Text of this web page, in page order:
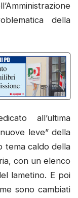
della
all’ultima
leve” della
tema caldo della
con un elenco
lametino. E poi
sono cambiati